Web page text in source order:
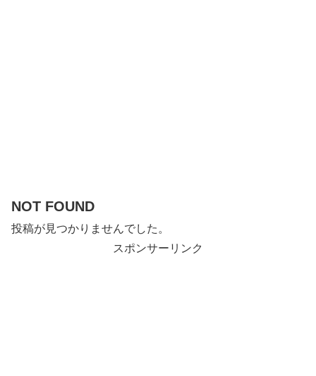
NOT FOUND
投稿が見つかりませんでした。
スポンサーリンク